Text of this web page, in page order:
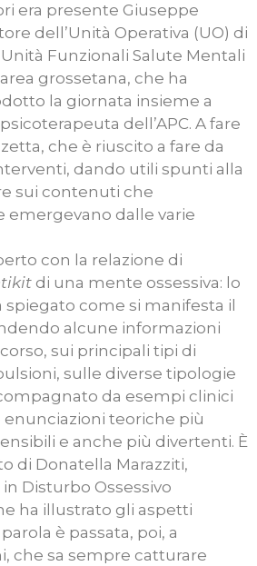
era presente Giuseppe
dell’Unità Operativa (UO) di
Funzionali Salute Mentali
grossetana, che ha
la giornata insieme a
dell’APC. A fare
che è riuscito a fare da
dando utili spunti alla
sui contenuti che
emergevano dalle varie
con la relazione di
di una mente ossessiva: lo
come si manifesta il
alcune informazioni
sui principali tipi di
sulle diverse tipologie
da esempi clinici
enunciazioni teoriche più
e anche più divertenti. È
di Donatella Marazziti,
Disturbo Ossessivo
ha illustrato gli aspetti
è passata, poi, a
che sa sempre catturare